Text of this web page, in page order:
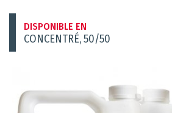
DISPONIBLE EN
CONCENTRÉ, 50/50